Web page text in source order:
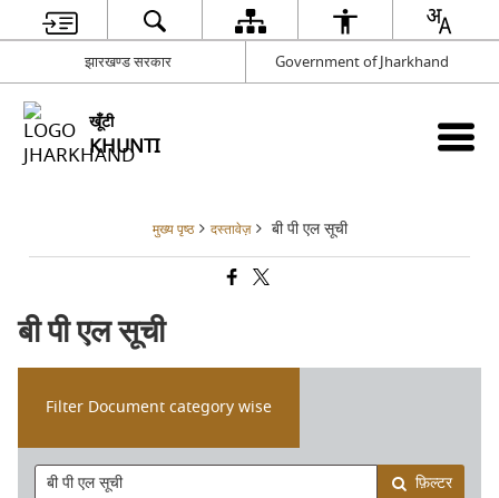
झारखण्ड सरकार Government of Jharkhand
खूँटी
KHUNTI
मुख्य पृष्ठ दस्तावेज़ बी पी एल सूची
बी पी एल सूची
Filter Document category wise
फ़िल्टर